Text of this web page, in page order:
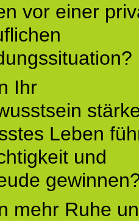
vor einer
Ihr
Leben
und
mehr Ruhe